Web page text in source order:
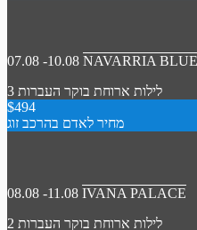
07.08 -10.08 NAVARRIA
3 לילות ארוחת בוקר העברות
$494
מחיר לאדם בהרכב זוג
08.08 -11.08 IVANA PALACE
2 לילות ארוחת בוקר העברות